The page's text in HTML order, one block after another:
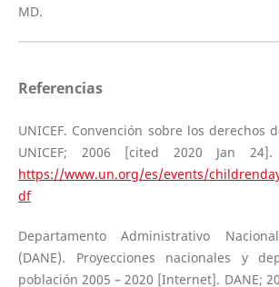
MD.
Referencias
UNICEF. Convención sobre los derechos
UNICEF; 2006 [cited 2020 Jan
https://www.un.org/es/events/
df
Departamento Administrativo
(DANE). Proyecciones nacionales y
población 2005 – 2020 [Internet]. DANE;